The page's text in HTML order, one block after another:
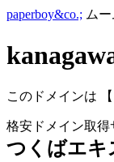
paperboy&co.; ム
このドメインは
格安ドメイン取得
つくばエキ